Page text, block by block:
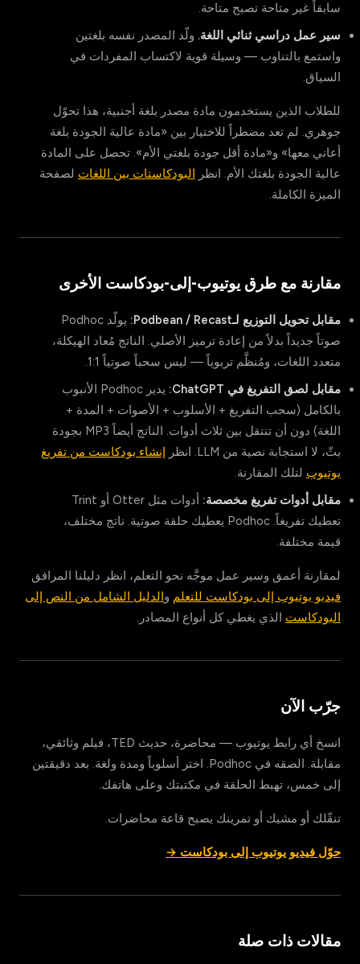
سابقاً غير متاحة تصبح متاحة.
سير عمل دراسي ثنائي اللغة. ولّد المصدر نفسه بلغتين
واستمع بالتناوب — وسيلة قوية لاكتساب المفردات في
السياق.
للطلاب الذين يستخدمون مادة مصدر بلغة أجنبية، هذا تحوّل
جوهري. لم تعد مضطراً للاختيار بين «مادة عالية الجودة بلغة
أعاني معها» و«مادة أقل جودة بلغتي الأم». تحصل على المادة
عالية الجودة بلغتك الأم. انظر البودكاستات بين اللغات لصفحة
الميزة الكاملة.
مقارنة مع طرق يوتيوب-إلى-بودكاست الأخرى
مقابل تحويل التوزيع لـPodbean / Recast:
يولّد Podhoc
صوتاً جديداً بدلاً من إعادة ترميز الأصلي. الناتج مُعاد الهيكلة،
متعدد اللغات، ومُنظَّم تربوياً — ليس سحباً صوتياً 1:1.
مقابل لصق التفريغ في ChatGPT:
يدير Podhoc الأنبوب
بالكامل (سحب التفريغ + الأسلوب + الأصوات + المدة +
اللغة) دون أن تنتقل بين ثلاث أدوات. الناتج أيضاً MP3 بجودة
بثّ، لا استجابة نصية من LLM. انظر
إنشاء بودكاست من تفريغ
يوتيوب لتلك المقارنة.
مقابل أدوات تفريغ مخصصة:
أدوات مثل Otter أو Trint
تعطيك تفريغاً. Podhoc يعطيك حلقة صوتية. ناتج مختلف،
قيمة مختلفة.
لمقارنة أعمق وسير عمل موجَّه نحو التعلم، انظر دليلنا المرافق
فيديو يوتيوب إلى بودكاست للتعلم والدليل الشامل من النص إلى
البودكاست الذي يغطي كل أنواع المصادر.
جرّب الآن
انسخ أي رابط يوتيوب — محاضرة، حديث TED، فيلم وثائقي،
مقابلة. الصقه في Podhoc. اختر أسلوباً ومدة ولغة. بعد دقيقتين
إلى خمس، تهبط الحلقة في مكتبتك وعلى هاتفك.
تنقّلك أو مشيك أو تمرينك يصبح قاعة محاضرات.
حوّل فيديو يوتيوب إلى بودكاست →
مقالات ذات صلة